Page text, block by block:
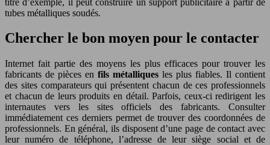
tubes métalliques soudés.
Chercher le bon moyen pour le contacter
Internet fait partie des moyens les plus efficaces pour trouver les
fabricants de pièces en fils métalliques les plus fiables. Il contient
des sites comparateurs qui présentent chacun de ces professionnels
et chacun de leurs produits en détail. Parfois, ceux-ci redirigent les
internautes vers les sites officiels des fabricants. Consulter
immédiatement ces derniers permet de trouver des coordonnées de
professionnels. En général, ils disposent d’une page de contact avec
leur numéro de téléphone, l’adresse de leur siège social et de